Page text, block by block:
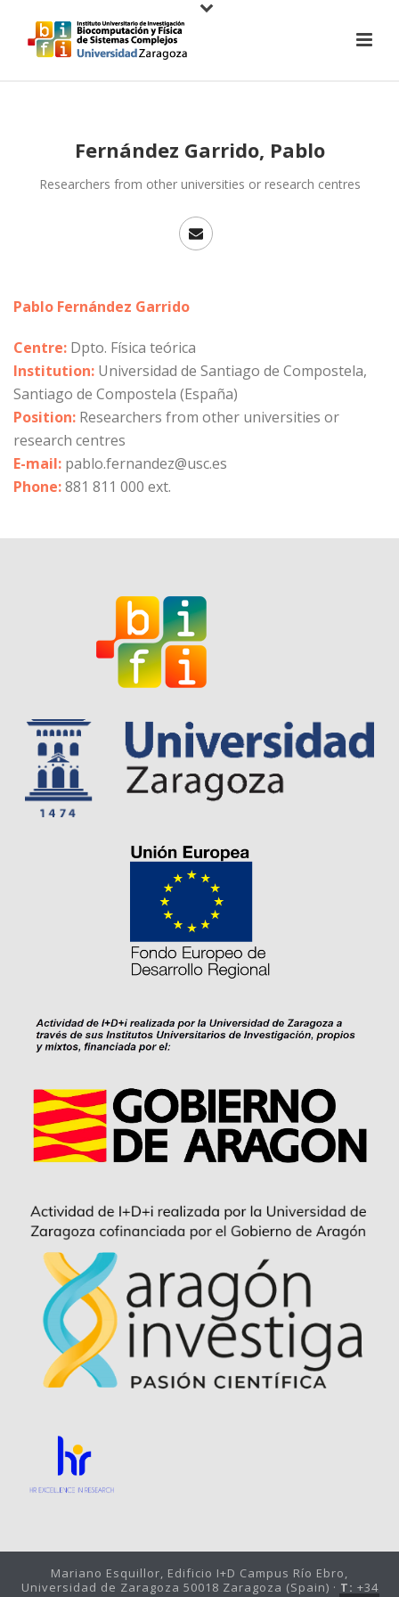
Fernández Garrido, Pablo
Researchers from other universities or research centres
Pablo Fernández Garrido
Centre: Dpto. Física teórica
Institution: Universidad de Santiago de Compostela,
Santiago de Compostela (España)
Position: Researchers from other universities or
research centres
E-mail: pablo.fernandez@usc.es
Phone:881 811 000 ext.
Mariano Esquillor, Edificio I+D Campus Río Ebro,
Universidad de Zaragoza 50018 Zaragoza (Spain) · T: +34